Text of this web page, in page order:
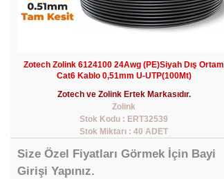
Zotech Zolink 6124100 24Awg (PE)Siyah Dış Ortam
Cat6 Kablo 0,51mm U-UTP(100Mt)
Zotech ve Zolink Ertek Markasıdır.
Zolink
Stok Kodu : ERT32539
Stok Miktarı : 40 ADET
Size Özel Fiyatları Görmek İçin Bayi
Girişi Yapınız.